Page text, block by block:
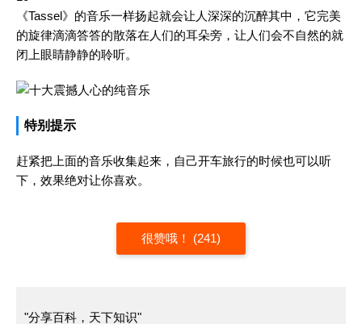
《Tassel》的音乐一样扬起就会让人深深的沉醉其中，它完美
的旋律滴滴答答的散落在人们的耳朵旁，让人们会不自然的就
闭上眼睛静静的聆听。
特别提示
赶紧把上面的音乐收集起来，自己开车旅行的时候也可以听
下，效果绝对让你喜欢。
很赞哦！ (241)
"分享百科，天下知识"